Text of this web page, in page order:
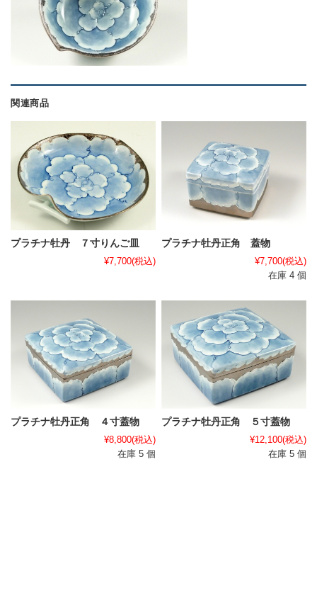
関連商品
プラチナ牡丹 ７寸りんご皿
¥7,700(税込)
プラチナ牡丹正角 蓋物
¥7,700(税込)
在庫 4 個
プラチナ牡丹正角 ４寸蓋物
¥8,800(税込)
在庫 5 個
プラチナ牡丹正角 ５寸蓋物
¥12,100(税込)
在庫 5 個